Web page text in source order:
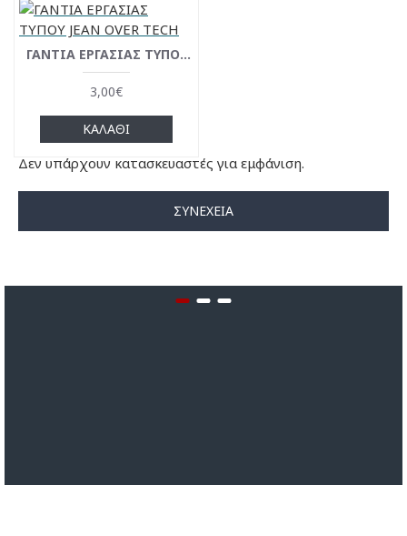
ΓΑΝΤΙΑ ΕΡΓΑΣΙΑΣ ΤΥΠΟΥ JEAN OVER TECH
3,00€
ΚΑΛΆΘΙ
Δεν υπάρχουν κατασκευαστές για εμφάνιση.
ΣΥΝΈΧΕΙΑ